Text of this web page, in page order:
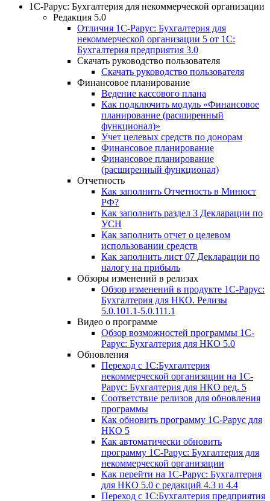
1С-Рарус: Бухгалтерия для некоммерческой организации
Редакция 5.0
Отличия 1С-Рарус: Бухгалтерия для
некоммерческой организации 5 от 1С:
Бухгалтерия предприятия 3.0
Скачать руководство пользователя
Скачать руководство пользователя
Финансовое планирование
Ведение кассового плана
Как подключить модуль «Финансовое
планирование (расширенный
функционал)»
Учет целевых средств по донорам
Финансовое планирование
Финансовое планирование
(расширенный функционал)
Отчетность
Как заполнить Отчетность в Минюст
РФ?
Как заполнить раздел 3 Декларации по
УСН
Как заполнить отчет о целевом
использовании средств
Как заполнить лист 07 Декларации по
налогу на прибыль
Обзоры изменений в релизах
Обзор изменений в продукте 1С-Рарус:
Бухгалтерия для НКО. Релизы
5.0.101.1-5.0.111.1
Видео о программе
Обзор возможностей программы 1С-
Рарус: Бухгалтерия для НКО 5.0
Обновления
Переход с 1С:Бухгалтерия
некоммерческой организации на 1С-
Рарус: Бухгалтерия для НКО ред. 5
Соответствие релизов для обновления
программы
Как обновить программу 1С-Рарус для
НКО 5
Как автоматически обновить
программу 1С-Рарус: Бухгалтерия для
некоммерческой организации
Как перейти на 1С-Рарус: Бухгалтерия
для НКО 5.0 с редакций 4.3 и 4.4
Переход с 1С:Бухгалтерия предприятия